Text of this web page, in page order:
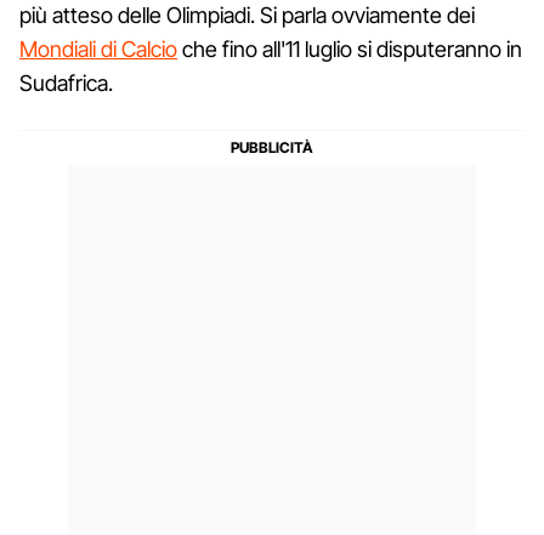
più atteso delle Olimpiadi. Si parla ovviamente dei
Mondiali di Calcioche fino all'11 luglio si disputeranno in
Sudafrica.